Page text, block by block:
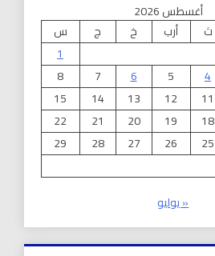
أغسطس 2026
ث أرب خ ج
س
1
4
5
6
7
8
11
12
13
14
15
18
19
20
21
22
25
26
27
28
29
« يوليو